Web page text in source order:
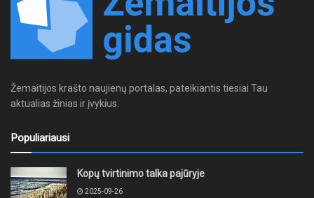
Žemaitijos krašto naujienų portalas, pateikiantis tiesiai Tau
aktualias žinias ir įvykius.
Populiariausi
Kopų tvirtinimo talka pajūryje
2025-09-26